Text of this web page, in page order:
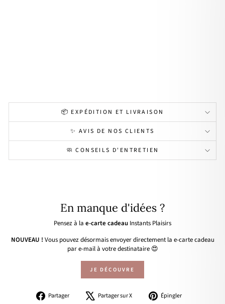
📦 EXPÉDITION ET LIVRAISON
✨ AVIS DE NOS CLIENTS
🧼 CONSEILS D'ENTRETIEN
En manque d'idées ?
Pensez à la e-carte cadeau Instants Plaisirs
NOUVEAU ! Vous pouvez désormais envoyer directement la e-carte cadeau
par e-mail à votre destinataire 😍
JE DÉCOUVRE
Partager
PartagerPartager sur X
Tweeter Épingler